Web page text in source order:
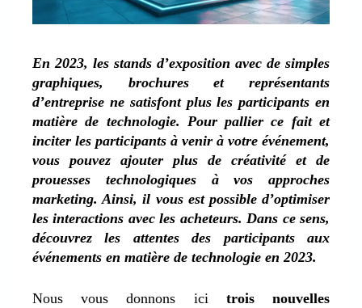
En 2023, les stands d’exposition avec de simples
graphiques, brochures et représentants
d’entreprise ne satisfont plus les participants en
matière de technologie. Pour pallier ce fait et
inciter les participants à venir à votre événement,
vous pouvez ajouter plus de créativité et de
prouesses technologiques à vos approches
marketing. Ainsi, il vous est possible d’optimiser
les interactions avec les acheteurs. Dans ce sens,
découvrez les attentes des participants aux
événements en matière de technologie en 2023.
Nous vous donnons ici trois nouvelles